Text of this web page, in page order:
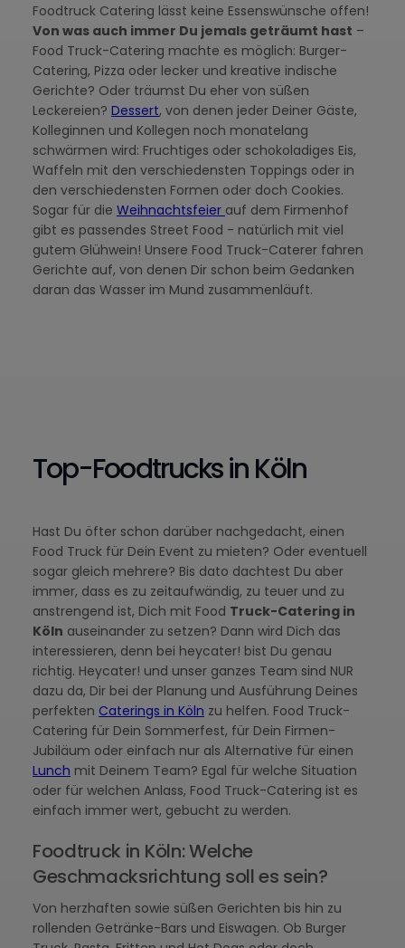
Foodtruck Catering lässt keine Essenswünsche offen!
Von was auch immer Du jemals geträumt hast –
Food Truck-Catering machte es möglich: Burger-
Catering, Pizza oder lecker und kreative indische
Gerichte? Oder träumst Du eher von süßen
Leckereien? Dessert, von denen jeder Deiner Gäste,
Kolleginnen und Kollegen noch monatelang
schwärmen wird: Fruchtiges oder schokoladiges Eis,
Waffeln mit den verschiedensten Toppings oder in
den verschiedensten Formen oder doch Cookies.
Sogar für die Weihnachtsfeier auf dem Firmenhof
gibt es passendes Street Food - natürlich mit viel
gutem Glühwein! Unsere Food Truck-Caterer fahren
Gerichte auf, von denen Dir schon beim Gedanken
daran das Wasser im Mund zusammenläuft.
Top-Foodtrucks in Köln
Hast Du öfter schon darüber nachgedacht, einen
Food Truck für Dein Event zu mieten? Oder eventuell
sogar gleich mehrere? Bis dato dachtest Du aber
immer, dass es zu zeitaufwändig, zu teuer und zu
anstrengend ist, Dich mit Food Truck-Catering in
Köln auseinander zu setzen? Dann wird Dich das
interessieren, denn bei heycater! bist Du genau
richtig. Heycater! und unser ganzes Team sind NUR
dazu da, Dir bei der Planung und Ausführung Deines
perfekten Caterings in Köln zu helfen. Food Truck-
Catering für Dein Sommerfest, für Dein Firmen-
Jubiläum oder einfach nur als Alternative für einen
Lunch mit Deinem Team? Egal für welche Situation
oder für welchen Anlass, Food Truck-Catering ist es
einfach immer wert, gebucht zu werden.
Foodtruck in Köln: Welche
Geschmacksrichtung soll es sein?
Von herzhaften sowie süßen Gerichten bis hin zu
rollenden Getränke-Bars und Eiswagen. Ob Burger